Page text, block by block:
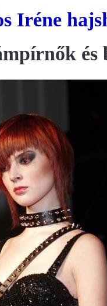
Iréne
és